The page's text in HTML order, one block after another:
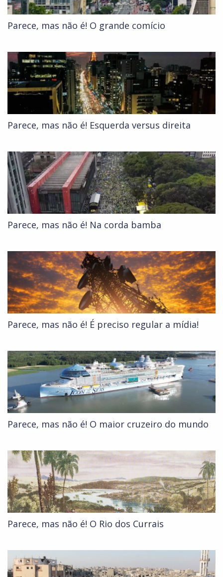
Parece, mas não é! O grande comício
Parece, mas não é! Esquerda versus direita
Parece, mas não é! Na corda bamba
Parece, mas não é! É preciso regular a mídia!
Parece, mas não é! O maior cruzeiro do mundo
Parece, mas não é! O Rio dos Currais